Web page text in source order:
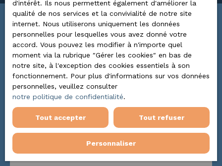
Pertinence
Trier par
ALERTE MAIL
Sous compromis
d'intérêt. Ils nous permettent également d'améliorer la
qualité de nos services et la convivialité de notre site
internet. Nous utiliserons uniquement les données
personnelles pour lesquelles vous avez donné votre
accord. Vous pouvez les modifier à n'importe quel
moment via la rubrique ″Gérer les cookies″ en bas de
notre site, à l'exception des cookies essentiels à son
fonctionnement. Pour plus d'informations sur vos données
personnelles, veuillez consulter
notre politique de confidentialité.
Tout accepter Tout refuser
Personnaliser